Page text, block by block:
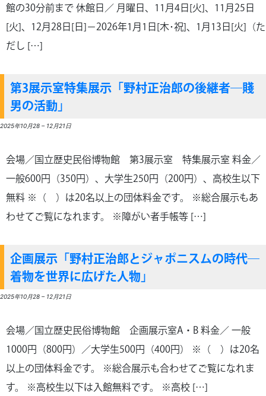
館の30分前まで 休館日／ 月曜日、11月4日[火]、11月25日
[火]、12月28日[日]－2026年1月1日[木･祝]、1月13日[火]（た
だし […]
第3展示室特集展示「野村正治郎の後継者―賤
男の活動」
2025年10月28 – 12月21日
会場／国立歴史民俗博物館 第3展示室 特集展示室 料金／
一般600円（350円）、大学生250円（200円）、高校生以下
無料 ※（ ）は20名以上の団体料金です。 ※総合展示もあ
わせてご覧になれます。 ※障がい者手帳等 […]
企画展示「野村正治郎とジャポニスムの時代―
着物を世界に広げた人物」
2025年10月28 – 12月21日
会場／国立歴史民俗博物館 企画展示室A・B 料金／ 一般
1000円（800円）／大学生500円（400円） ※（ ）は20名
以上の団体料金です。 ※総合展示も合わせてご覧になれま
す。 ※高校生以下は入館無料です。 ※高校 […]